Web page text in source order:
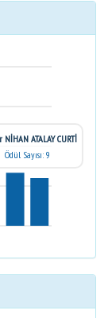
NİHAN ATALAY CURTİ
Ödül Sayısı: 9